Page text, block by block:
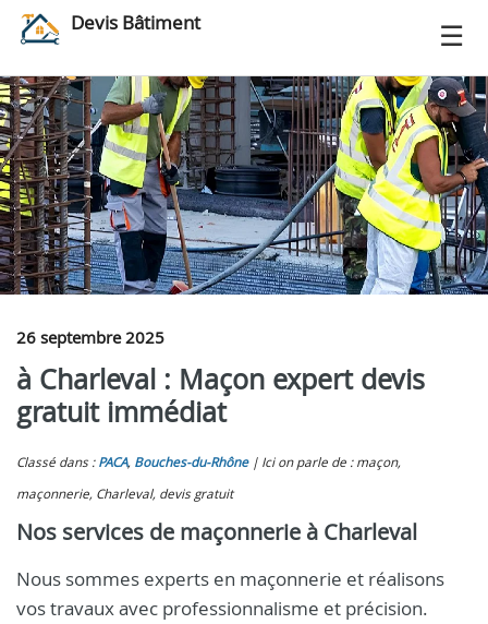
Devis Bâtiment
26 septembre 2025
à Charleval : Maçon expert devis
gratuit immédiat
Classé dans : PACA, Bouches-du-Rhône
Ici on parle de : maçon,
maçonnerie, Charleval, devis gratuit
Nos services de maçonnerie à Charleval
Nous sommes experts en maçonnerie et réalisons
vos travaux avec professionnalisme et précision.